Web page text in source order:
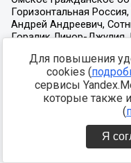
Для повышения
cookies (
сервисы
которые также
(
Я